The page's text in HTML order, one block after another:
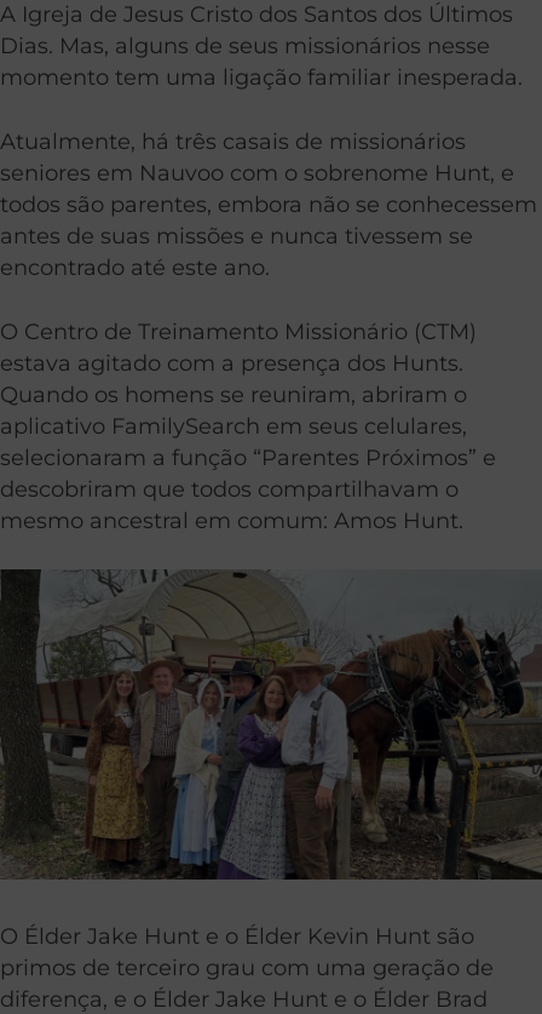
A Igreja de Jesus Cristo dos Santos dos Últimos
Dias. Mas, alguns de seus missionários nesse
momento tem uma ligação familiar inesperada.
Atualmente, há três casais de missionários
seniores em Nauvoo com o sobrenome Hunt, e
todos são parentes, embora não se conhecessem
antes de suas missões e nunca tivessem se
encontrado até este ano.
O Centro de Treinamento Missionário (CTM)
estava agitado com a presença dos Hunts.
Quando os homens se reuniram, abriram o
aplicativo FamilySearch em seus celulares,
selecionaram a função “Parentes Próximos” e
descobriram que todos compartilhavam o
mesmo ancestral em comum: Amos Hunt.
O Élder Jake Hunt e o Élder Kevin Hunt são
primos de terceiro grau com uma geração de
diferença, e o Élder Jake Hunt e o Élder Brad